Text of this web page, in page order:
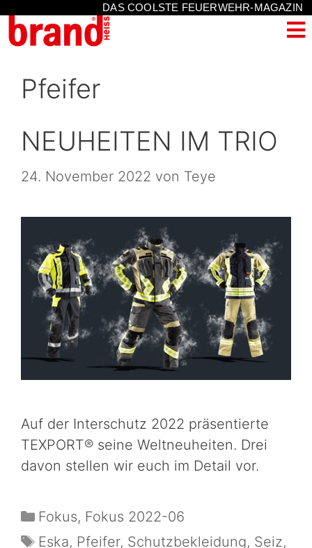
DAS COOLSTE FEUERWEHR-MAGAZIN
Pfeifer
NEUHEITEN IM TRIO
24. November 2022 von Teye
Auf der Interschutz 2022 präsentierte
TEXPORT® seine Weltneuheiten. Drei
davon stellen wir euch im Detail vor.
Fokus, Fokus 2022-06
Eska, Pfeifer, Schutzbekleidung, Seiz,